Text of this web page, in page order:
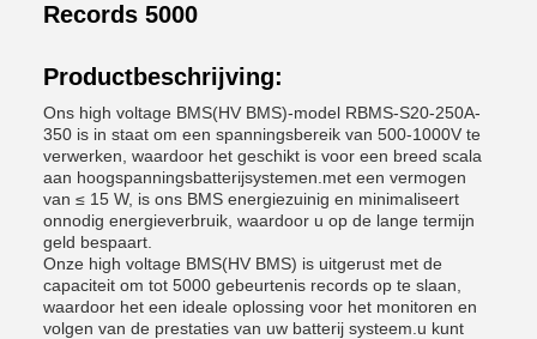
Records 5000
Productbeschrijving:
Ons high voltage BMS(HV BMS)-model RBMS-S20-250A-
350 is in staat om een spanningsbereik van 500-1000V te
verwerken, waardoor het geschikt is voor een breed scala
aan hoogspanningsbatterijsystemen.met een vermogen
van ≤ 15 W, is ons BMS energiezuinig en minimaliseert
onnodig energieverbruik, waardoor u op de lange termijn
geld bespaart.
Onze high voltage BMS(HV BMS) is uitgerust met de
capaciteit om tot 5000 gebeurtenis records op te slaan,
waardoor het een ideale oplossing voor het monitoren en
volgen van de prestaties van uw batterij systeem.u kunt